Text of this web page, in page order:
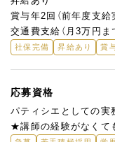
賞与年2回（前年度支給
交通費支給（月3万円ま
社保完備 昇給あり 賞
応募資格
パティシエとしての実
★講師の経験がなくて